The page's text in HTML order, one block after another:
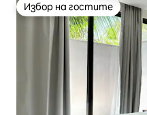
Избор на гостите
Избор на гостите